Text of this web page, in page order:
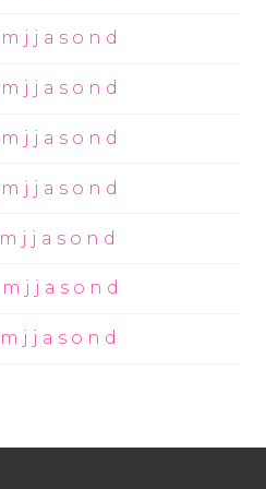
m j j a s o n d
m j j a s o n d
m j j a s o n d
m j j a s o n d
m j j a s o n d
m j j a s o n d
m j j a s o n d